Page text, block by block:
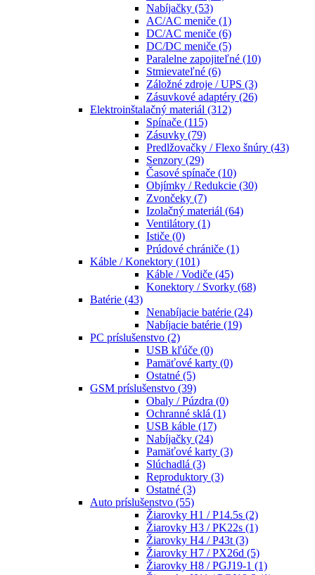
Nabíjačky (53)
AC/AC meniče (1)
DC/AC meniče (6)
DC/DC meniče (5)
Paralelne zapojiteľné (10)
Stmievateľné (6)
Záložné zdroje / UPS (3)
Zásuvkové adaptéry (26)
Elektroinštalačný materiál (312)
Spínače (115)
Zásuvky (79)
Predlžovačky / Flexo šnúry (43)
Senzory (29)
Časové spínače (10)
Objímky / Redukcie (30)
Zvončeky (7)
Izolačný materiál (64)
Ventilátory (1)
Ističe (0)
Prúdové chrániče (1)
Káble / Konektory (101)
Káble / Vodiče (45)
Konektory / Svorky (68)
Batérie (43)
Nenabíjacie batérie (24)
Nabíjacie batérie (19)
PC príslušenstvo (2)
USB kľúče (0)
Pamäťové karty (0)
Ostatné (5)
GSM príslušenstvo (39)
Obaly / Púzdra (0)
Ochranné sklá (1)
USB káble (17)
Nabíjačky (24)
Pamäťové karty (3)
Slúchadlá (3)
Reproduktory (3)
Ostatné (3)
Auto príslušenstvo (55)
Žiarovky H1 / P14.5s (2)
Žiarovky H3 / PK22s (1)
Žiarovky H4 / P43t (3)
Žiarovky H7 / PX26d (5)
Žiarovky H8 / PGJ19-1 (1)